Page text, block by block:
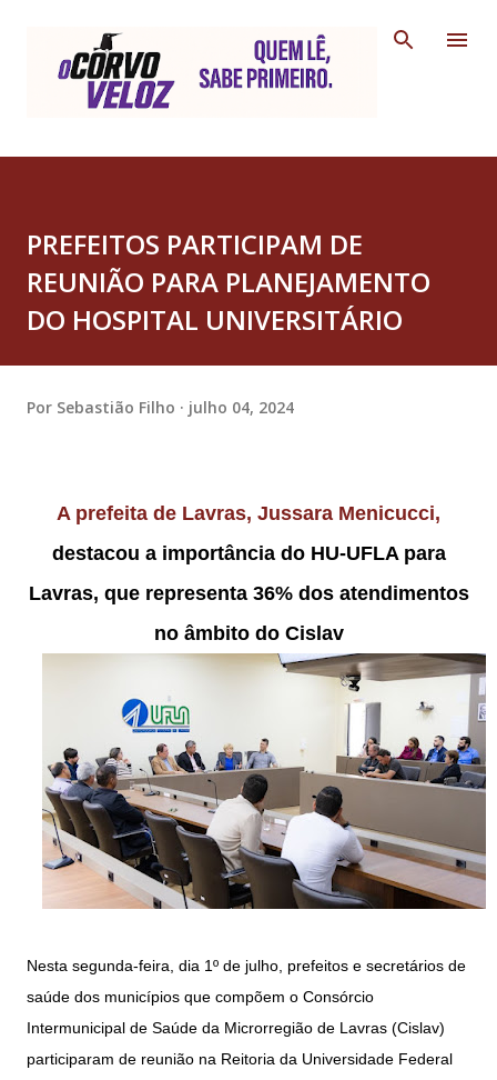
PREFEITOS PARTICIPAM DE
REUNIÃO PARA PLANEJAMENTO
DO HOSPITAL UNIVERSITÁRIO
Por Sebastião Filho julho 04, 2024
A prefeita de Lavras, Jussara Menicucci,
destacou a importância do HU-UFLA para
Lavras, que representa 36% dos atendimentos
no âmbito do Cislav
Nesta segunda-feira, dia 1º de julho, prefeitos e secretários de
saúde dos municípios que compõem o Consórcio
Intermunicipal de Saúde da Microrregião de Lavras (Cislav)
participaram de reunião na Reitoria da Universidade Federal